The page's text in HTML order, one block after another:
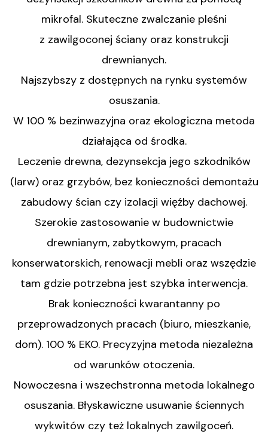
mikrofal. Skuteczne zwalczanie pleśni
z zawilgoconej ściany oraz konstrukcji
drewnianych.
Najszybszy z dostępnych na rynku systemów
osuszania.
W 100 % bezinwazyjna oraz ekologiczna metoda
działająca od środka.
Leczenie drewna, dezynsekcja jego szkodników
(larw) oraz grzybów, bez konieczności demontażu
zabudowy ścian czy izolacji więźby dachowej.
Szerokie zastosowanie w budownictwie
drewnianym, zabytkowym, pracach
konserwatorskich, renowacji mebli oraz wszędzie
tam gdzie potrzebna jest szybka interwencja.
Brak konieczności kwarantanny po
przeprowadzonych pracach (biuro, mieszkanie,
dom). 100 % EKO. Precyzyjna metoda niezależna
od warunków otoczenia.
Nowoczesna i wszechstronna metoda lokalnego
osuszania. Błyskawiczne usuwanie ściennych
wykwitów czy też lokalnych zawilgoceń.